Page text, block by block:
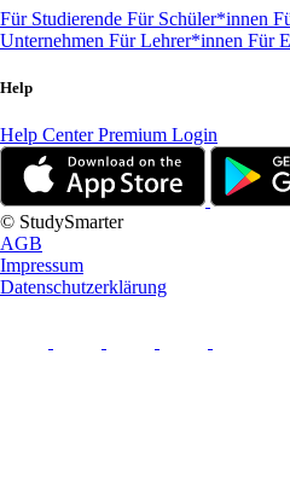
Für Studierende Für Schüler*innen
Unternehmen Für Lehrer*innen Für
Help
Help CenterPremium Login
© StudySmarter
AGB
Impressum
Datenschutzerklärung